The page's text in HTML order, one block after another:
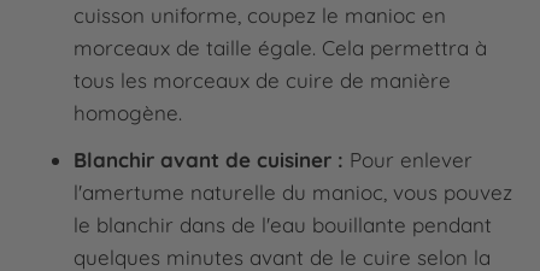
cuisson uniforme, coupez le manioc en
morceaux de taille égale. Cela permettra à
tous les morceaux de cuire de manière
homogène.
Blanchir avant de cuisiner : Pour enlever
l'amertume naturelle du manioc, vous pouvez
le blanchir dans de l'eau bouillante pendant
quelques minutes avant de le cuire selon la